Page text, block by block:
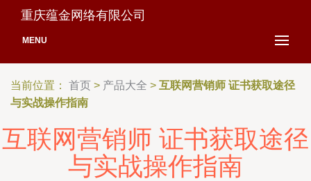
重庆蕴金网络有限公司
MENU
当前位置： 首页 > 产品大全 > 互联网营销师 证书获取途径
与实战操作指南
互联网营销师 证书获取途径
与实战操作指南